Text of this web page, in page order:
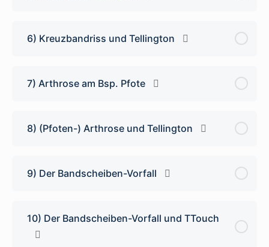
6) Kreuzbandriss und Tellington
7) Arthrose am Bsp. Pfote
8) (Pfoten-) Arthrose und Tellington
9) Der Bandscheiben-Vorfall
10) Der Bandscheiben-Vorfall und TTouch